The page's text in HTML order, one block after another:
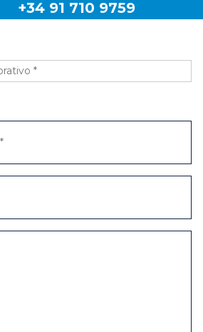
de Asistencia Técnica 24x7
cualquier consulta técnica o avería.